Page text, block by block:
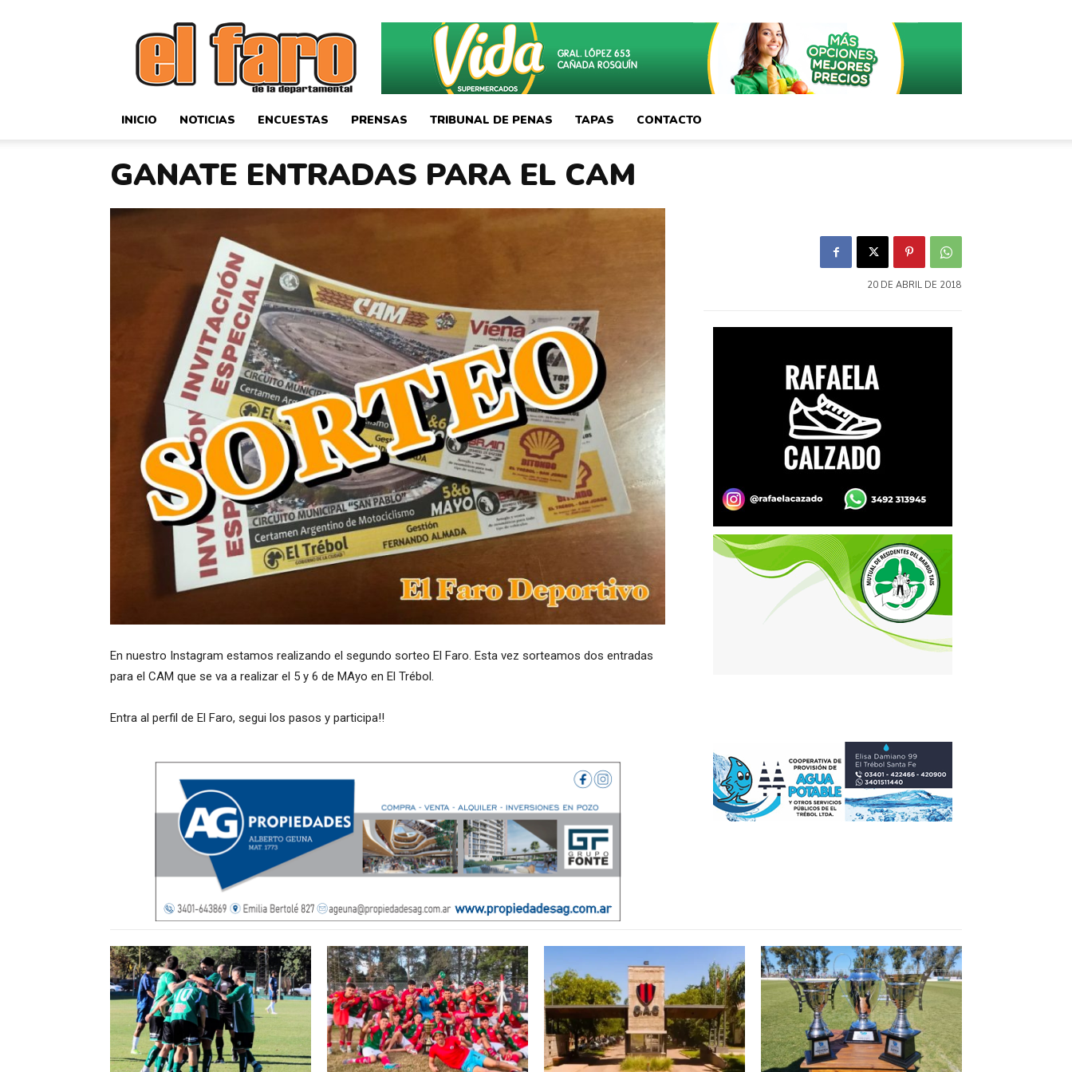
El
Faro
Deportivo
INICIO NOTICIAS ENCUESTAS PRENSAS TRIBUNAL DE PENAS TAPAS CONTACTO
GANATE ENTRADAS PARA EL CAM
En nuestro Instagram estamos realizando el segundo sorteo El Faro. Esta vez sorteamos dos entradas
para el CAM que se va a realizar el 5 y 6 de MAyo en El Trébol.
Entra al perfil de El Faro, segui los pasos y participa!!
20 DE ABRIL DE 2018